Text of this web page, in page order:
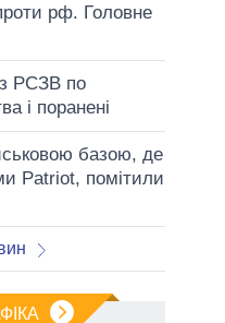
рф. Головне
РСЗВ по
і поранені
базою, де
Patriot, помітили